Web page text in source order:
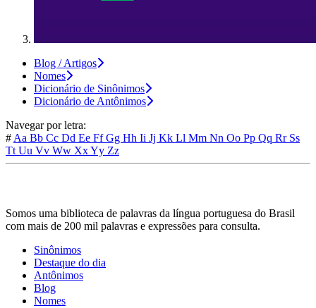
Blog / Artigos
Nomes
Dicionário de Sinônimos
Dicionário de Antônimos
Navegar por letra:
# Aa Bb Cc Dd Ee FfGg Hh Ii Jj Kk Ll Mm Nn Oo Pp Qq Rr Ss
Tt Uu Vv Ww XxYy Zz
Somos uma biblioteca de palavras da língua portuguesa do Brasil
com mais de 200 mil palavras e expressões para consulta.
Sinônimos
Destaque do dia
Antônimos
Blog
Nomes